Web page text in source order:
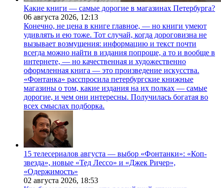
Какие книги — самые дорогие в магазинах Петербурга?
06 августа 2026, 12:13
Конечно, не цена в книге главное, — но книги умеют
удивлять и ею тоже. Тот случай, когда дороговизна не
вызывает возмущения: информацию и текст почти
всегда можно найти в издания попроще, а то и вообще в
интернете, — но качественная и художественно
оформленная книга — это произведение искусства.
«Фонтанка» расспросила петербургские книжные
магазины о том, какие издания на их полках — самые
дорогие, и чем они интересны. Получилась богатая во
всех смыслах подборка.
15 телесериалов августа — выбор «Фонтанки»: «Коп-
звезда», новые «Тед Лессо» и «Джек Ричер»,
«Одержимость»
02 августа 2026, 18:53